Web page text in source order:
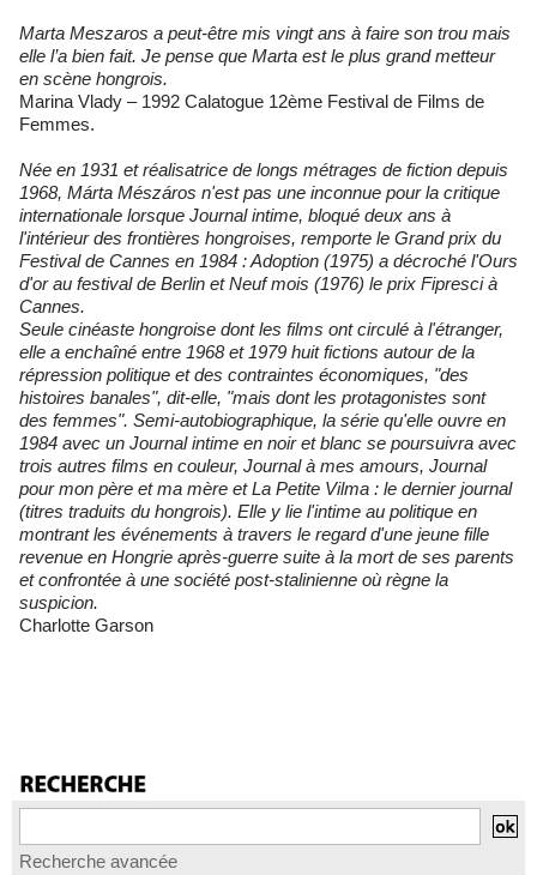
Marta Meszaros a peut-être mis vingt ans à faire son trou mais
elle l’a bien fait. Je pense que Marta est le plus grand metteur
en scène hongrois.
Marina Vlady – 1992 Calatogue 12ème Festival de Films de
Femmes.
Née en 1931 et réalisatrice de longs métrages de fiction depuis
1968, Márta Mészáros n'est pas une inconnue pour la critique
internationale lorsque Journal intime, bloqué deux ans à
l'intérieur des frontières hongroises, remporte le Grand prix du
Festival de Cannes en 1984 : Adoption (1975) a décroché l'Ours
d'or au festival de Berlin et Neuf mois (1976) le prix Fipresci à
Cannes.
Seule cinéaste hongroise dont les films ont circulé à l'étranger,
elle a enchaîné entre 1968 et 1979 huit fictions autour de la
répression politique et des contraintes économiques, "des
histoires banales", dit-elle, "mais dont les protagonistes sont
des femmes". Semi-autobiographique, la série qu'elle ouvre en
1984 avec un Journal intime en noir et blanc se poursuivra avec
trois autres films en couleur, Journal à mes amours, Journal
pour mon père et ma mère et La Petite Vilma : le dernier journal
(titres traduits du hongrois). Elle y lie l'intime au politique en
montrant les événements à travers le regard d'une jeune fille
revenue en Hongrie après-guerre suite à la mort de ses parents
et confrontée à une société post-stalinienne où règne la
suspicion.
Charlotte Garson
Recherche avancée